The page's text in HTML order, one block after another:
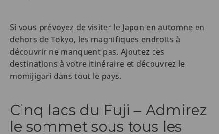
Si vous prévoyez de visiter le Japon en automne en
dehors de Tokyo, les magnifiques endroits à
découvrir ne manquent pas. Ajoutez ces
destinations à votre itinéraire et découvrez le
momijigari dans tout le pays.
Cinq lacs du Fuji – Admirez
le sommet sous tous les